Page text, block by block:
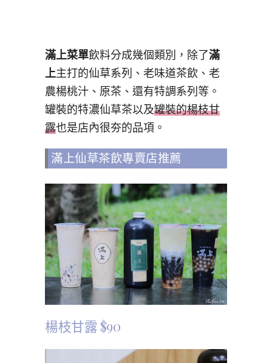
滿上菜單飲料分成幾個類別，除了滿
上主打的仙草系列、老味道茶飲、老
農楊桃汁、原茶、還有特調系列等。
罐裝的特濃仙草茶以及罐裝的楊枝甘
露也是店內很夯的品項。
滿上仙草茶飲專賣店推薦
楊枝甘露 $90